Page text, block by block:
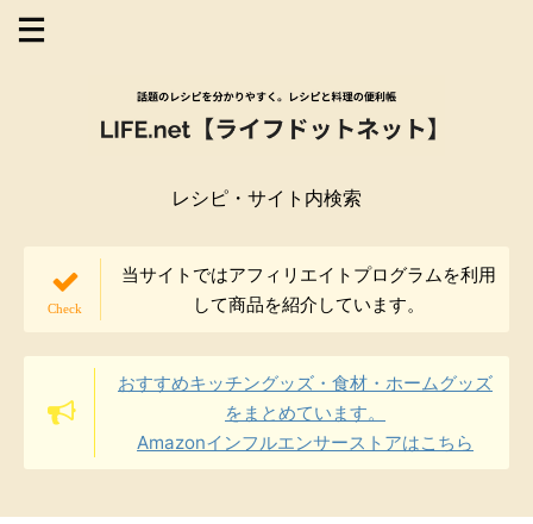
レシピ・サイト内検索
当サイトではアフィリエイトプログラムを利用
して商品を紹介しています。
おすすめキッチングッズ・食材・ホームグッズ
をまとめています。
Amazonインフルエンサーストアはこちら